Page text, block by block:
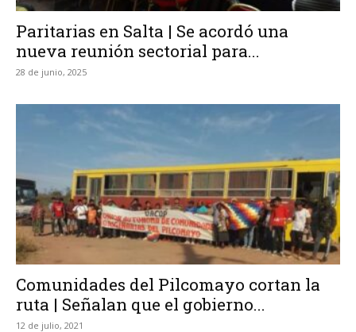
Paritarias en Salta | Se acordó una
nueva reunión sectorial para...
28 de junio, 2025
Comunidades del Pilcomayo cortan la
ruta | Señalan que el gobierno...
12 de julio, 2021